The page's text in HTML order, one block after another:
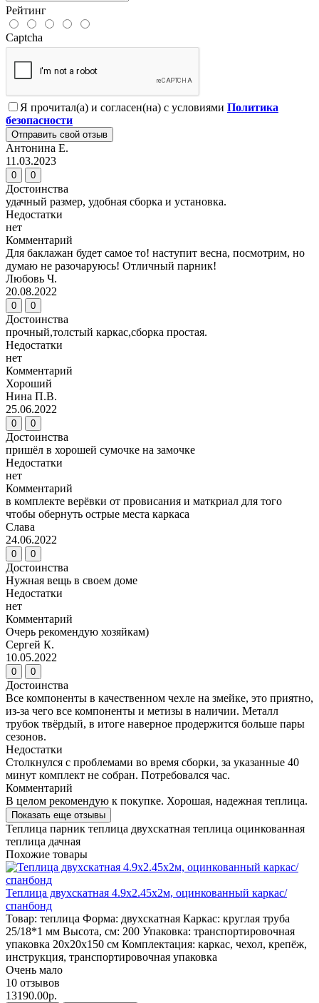
Рейтинг
Captcha
Я прочитал(а) и согласен(на) с условиями Политика
безопасности
Отправить свой отзыв
Антонина Е.
11.03.2023
0 0
Достоинства
удачный размер, удобная сборка и установка.
Недостатки
нет
Комментарий
Для баклажан будет самое то! наступит весна, посмотрим, но
думаю не разочаруюсь! Отличный парник!
Любовь Ч.
20.08.2022
0 0
Достоинства
прочный,толстый каркас,сборка простая.
Недостатки
нет
Комментарий
Хороший
Нина П.В.
25.06.2022
0 0
Достоинства
пришёл в хорошей сумочке на замочке
Недостатки
нет
Комментарий
в комплекте верёвки от провисания и маткриал для того
чтобы обернуть острые места каркаса
Слава
24.06.2022
0 0
Достоинства
Нужная вещь в своем доме
Недостатки
нет
Комментарий
Очерь рекомендую хозяйкам)
Сергей К.
10.05.2022
0 0
Достоинства
Все компоненты в качественном чехле на змейке, это приятно,
из-за чего все компоненты и метизы в наличии. Металл
трубок твёрдый, в итоге наверное продержится больше пары
сезонов.
Недостатки
Столкнулся с проблемами во время сборки, за указанные 40
минут комплект не собран. Потребовался час.
Комментарий
В целом рекомендую к покупке. Хорошая, надежная теплица.
Показать еще отзывы
Теплица парник теплица двухскатная теплица оцинкованная
теплица дачная
Похожие товары
Теплица двухскатная 4.9x2.45x2м, оцинкованный каркас/
спанбонд
Товар: теплица Форма: двухскатная Каркас: круглая труба
25/18*1 мм Высота, см: 200 Упаковка: транспортировочная
упаковка 20x20x150 см Комплектация: каркас, чехол, крепёж,
инструкция, транспортировочная упаковка
Очень мало
10 отзывов
13190.00р.